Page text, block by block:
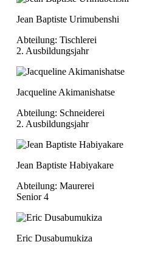
Jean Baptiste Urimubenshi
Abteilung: Tischlerei
2. Ausbildungsjahr
Jacqueline Akimanishatse
Abteilung: Schneiderei
2. Ausbildungsjahr
Jean Baptiste Habiyakare
Abteilung: Maurerei
Senior 4
Eric Dusabumukiza